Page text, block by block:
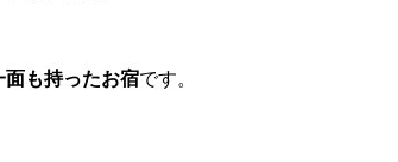
も持ったお宿です。